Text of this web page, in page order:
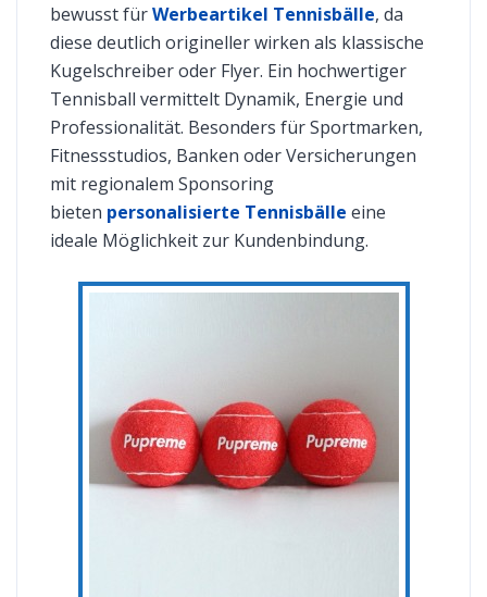
bewusst fürWerbeartikel Tennisbälle, da
diese deutlich origineller wirken als klassische
Kugelschreiber oder Flyer. Ein hochwertiger
Tennisball vermittelt Dynamik, Energie und
Professionalität. Besonders für Sportmarken,
Fitnessstudios, Banken oder Versicherungen
mit regionalem Sponsoring
bieten personalisierte Tennisbälle eine
ideale Möglichkeit zur Kundenbindung.